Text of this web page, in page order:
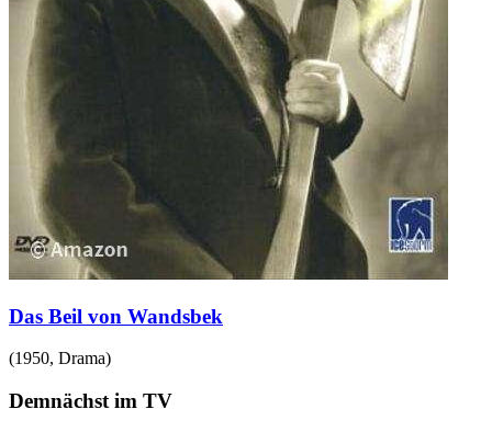
Das Beil von Wandsbek
(1950, Drama)
Demnächst im TV